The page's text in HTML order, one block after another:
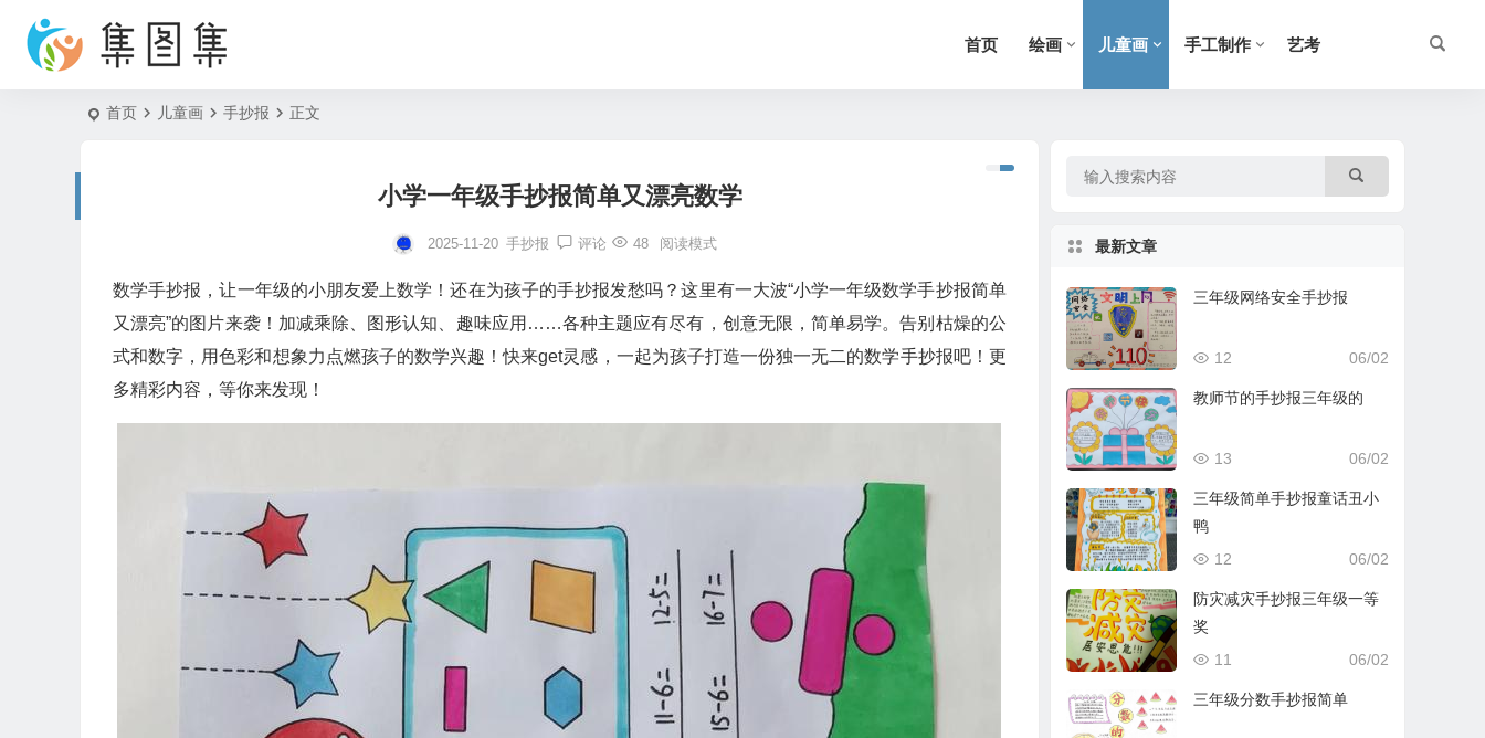
首页 绘画 儿童画 手工制作 艺考
首页 儿童画 手抄报 正文
小学一年级手抄报简单又漂亮数学
2025-11-20 手抄报 评论 48 阅读模式
数学手抄报，让一年级的小朋友爱上数学！还在为孩子的手抄报发愁吗？这里有一大波“小学一年级数学手抄报简单
又漂亮”的图片来袭！加减乘除、图形认知、趣味应用……各种主题应有尽有，创意无限，简单易学。告别枯燥的公
式和数字，用色彩和想象力点燃孩子的数学兴趣！快来get灵感，一起为孩子打造一份独一无二的数学手抄报吧！更
多精彩内容，等你来发现！
最新文章
三年级网络安全手抄报
06/02
12
教师节的手抄报三年级的
06/02
13
三年级简单手抄报童话丑小
鸭
06/02
12
防灾减灾手抄报三年级一等
奖
06/02
11
三年级分数手抄报简单